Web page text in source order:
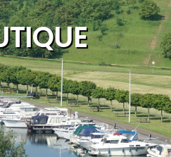
et
de
douce